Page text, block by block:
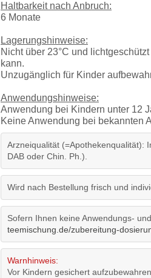
Haltbarkeit nach Anbruch:
6 Monate
Lagerungshinweise:
Nicht über 23°C und
kann.
Unzugänglich für Kinder
Anwendungshinweise:
Anwendung bei Kindern unter 12
Keine Anwendung bei bekannten
Arzneiqualität (=Apothekenqualität):
DAB oder Chin. Ph.).
Wird nach Bestellung frisch und
Sofern Ihnen keine Anwendungs-
teemischung.de/zubereitung-
Warnhinweis:
Vor Kindern gesichert aufzubewahren